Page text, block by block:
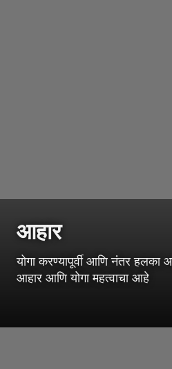
आहार
योगा करण्यापूर्वी आणि नंतर हलका
आहार आणि योगा महत्वाचा आहे